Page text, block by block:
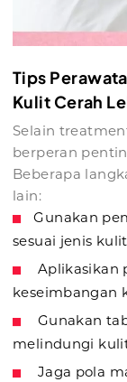
Tips
Kulit Cerah
Selain
berperan
Beberapa
lain:
Gunakan
sesuai jenis kulit
Aplikasikan
keseimbangan
Gunakan
melindungi
Jaga pola